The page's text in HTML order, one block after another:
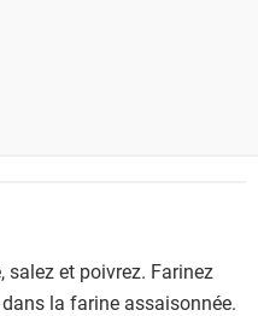
salez et poivrez. Farinez
la farine assaisonnée.